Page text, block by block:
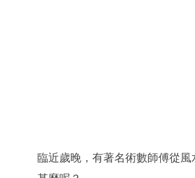
臨近歲晚，有著名術數師傅從